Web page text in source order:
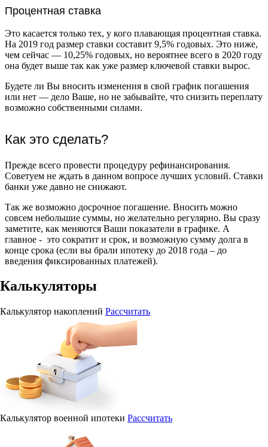
Процентная ставка
Это касается только тех, у кого плавающая процентная ставка.
На 2019 год размер ставки составит 9,5% годовых. Это ниже,
чем сейчас — 10,25% годовых, но вероятнее всего в 2020 году
она будет выше так как уже размер ключевой ставки вырос.
Будете ли Вы вносить изменения в свой график погашения
или нет — дело Ваше, но не забывайте, что снизить переплату
возможно собственными силами.
Как это сделать?
Прежде всего провести процедуру рефинансирования.
Советуем не ждать в данном вопросе лучших условий. Ставки
банки уже давно не снижают.
Так же возможно досрочное погашение. Вносить можно
совсем небольшие суммы, но желательно регулярно. Вы сразу
заметите, как меняются Ваши показатели в графике. А
главное - это сократит и срок, и возможную сумму долга в
конце срока (если вы брали ипотеку до 2018 года – до
введения фиксированных платежей).
Калькуляторы
Калькулятор накоплений Рассчитать
Калькулятор военной ипотеки Рассчитать